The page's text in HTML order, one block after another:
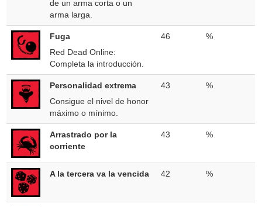
de un arma corta o un
arma larga.
Fuga
Red Dead Online:
Completa la introducción.
46 %
Personalidad extrema
Consigue el nivel de honor
máximo o mínimo.
43 %
Arrastrado por la
corriente
43 %
A la tercera va la vencida 42 %